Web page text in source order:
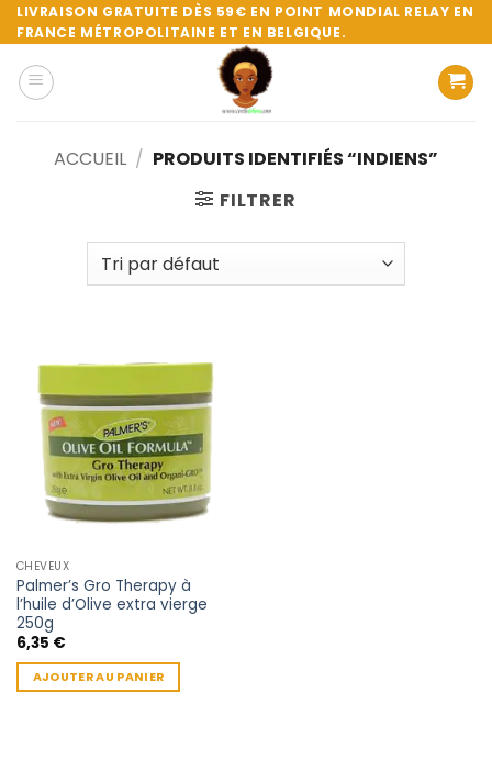
Passer
au
contenu
LIVRAISON GRATUITE DÈS 59€ EN POINT MONDIAL RELAY EN
FRANCE MÉTROPOLITAINE ET EN BELGIQUE.
ACCUEIL / PRODUITS IDENTIFIÉS “INDIENS”
FILTRER
CHEVEUX
Palmer’s Gro Therapy à
l’huile d’Olive extra vierge
250g
6,35 €
AJOUTER AU PANIER